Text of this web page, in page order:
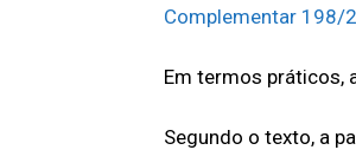
Complementar 198/
Em termos práticos,
Segundo o texto, a